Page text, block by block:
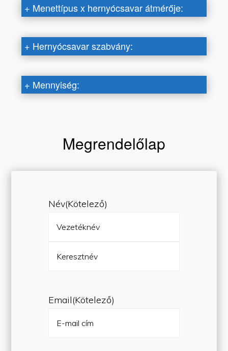
+ Menettípus x hernyócsavar átmérője:
+ Hernyócsavar szabvány:
+ Mennyiség:
Megrendelőlap
Név(Kötelező)
Email(Kötelező)